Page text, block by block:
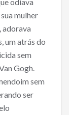
mulher
adorava
um atrás do
sem
Gogh.
sem
ser